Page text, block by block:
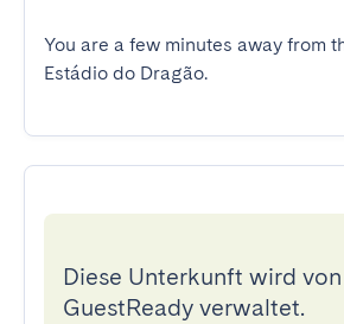
You are a few minutes away from
Estádio do Dragão.
Diese Unterkunft wird von
GuestReady verwaltet.